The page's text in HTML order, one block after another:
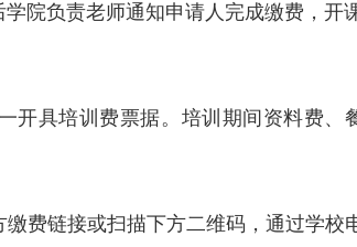
院负责老师通知申请人完成缴费，开
开具培训费票据。培训期间资料费、
缴费链接或扫描下方二维码，通过学校